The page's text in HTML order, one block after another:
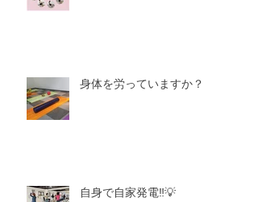
身体を労っていますか？
自身で自家発電‼️💡